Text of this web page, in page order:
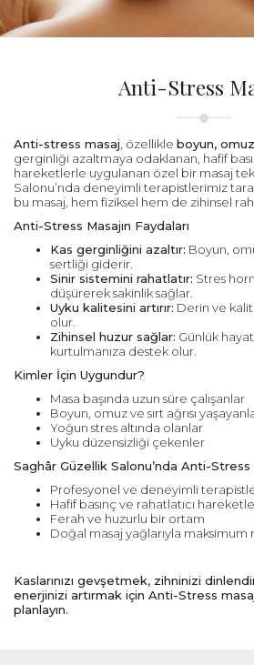
Anti-Stress
Anti-stress masaj, özellikle boyun,
gerginliği azaltmaya odaklanan, hafif
hareketlerle uygulanan özel bir masaj
Salonu’nda deneyimli terapistlerimiz
bu masaj, hem fiziksel hem de zihinsel
Anti-Stress Masajın Faydaları
Kas gerginliğini azaltır: Boyun,
sertliği giderir.
Sinir sistemini rahatlatır: Stres
düşürerek sakinlik sağlar.
Uyku kalitesini artırır: Derin ve
olur.
Zihinsel huzur sağlar: Günlük
kurtulmanıza destek olur.
Kimler İçin Uygundur?
Masa başında uzun süre çalışanlar
Boyun, omuz ve sırt ağrısı
Yoğun stres altında olanlar
Uyku düzensizliği çekenler
Saghâr Güzellik Salonu’nda Anti-Stress
Profesyonel ve deneyimli
Hafif basınç ve rahatlatıcı
Ferah ve huzurlu bir ortam
Doğal masaj yağlarıyla maksimum
Kaslarınızı gevşetmek, zihninizi
enerjinizi artırmak için Anti-Stress masaj
planlayın.